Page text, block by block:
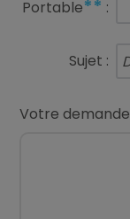
Portable** :
Sujet :
Votre demande